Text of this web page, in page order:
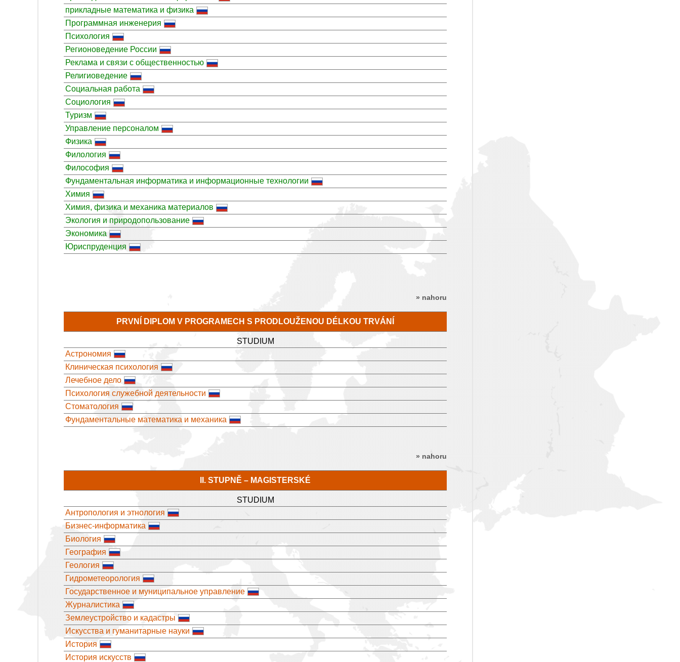
прикладные математика и физика
Программная инженерия
Психология
Регионоведение России
Реклама и связи с общественностью
Религиоведение
Социальная работа
Социология
Туризм
Управление персоналом
Физика
Филология
Философия
Фундаментальная информатика и информационные технологии
Химия
Химия, физика и механика материалов
Экология и природопользование
Экономика
Юриспруденция
» nahoru
PRVNÍ DIPLOM V PROGRAMECH S PRODLOUŽENOU DÉLKOU TRVÁNÍ
STUDIUM
Астрономия
Клиническая психология
Лечебное дело
Психология служебной деятельности
Стоматология
Фундаментальные математика и механика
» nahoru
II. STUPNĚ – MAGISTERSKÉ
STUDIUM
Антропология и этнология
Бизнес-информатика
Биология
География
Геология
Гидрометеорология
Государственное и муниципальное управление
Журналистика
Землеустройство и кадастры
Искусства и гуманитарные науки
История
История искусств